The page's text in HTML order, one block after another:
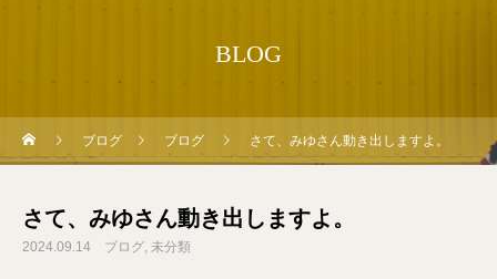
BLOG
ブログ ブログ さて、みゆさん動き出しますよ。
さて、みゆさん動き出しますよ。
2024.09.14 ブログ 未分類